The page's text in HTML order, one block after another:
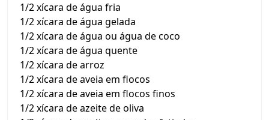
1/2 xícara de água fria
1/2 xícara de água gelada
1/2 xícara de água ou água de coco
1/2 xícara de água quente
1/2 xícara de arroz
1/2 xícara de aveia em flocos
1/2 xícara de aveia em flocos finos
1/2 xícara de azeite de oliva